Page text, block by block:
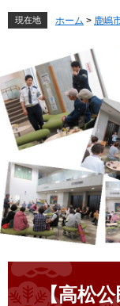
現在地 ホーム > 鹿嶋
本
文
【高松公